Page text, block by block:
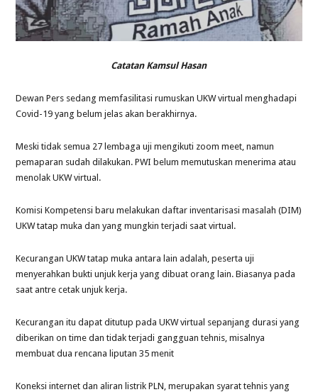
Catatan Kamsul Hasan
Dewan Pers sedang memfasilitasi rumuskan UKW virtual menghadapi
Covid-19 yang belum jelas akan berakhirnya.
Meski tidak semua 27 lembaga uji mengikuti zoom meet, namun
pemaparan sudah dilakukan. PWI belum memutuskan menerima atau
menolak UKW virtual.
Komisi Kompetensi baru melakukan daftar inventarisasi masalah (DIM)
UKW tatap muka dan yang mungkin terjadi saat virtual.
Kecurangan UKW tatap muka antara lain adalah, peserta uji
menyerahkan bukti unjuk kerja yang dibuat orang lain. Biasanya pada
saat antre cetak unjuk kerja.
Kecurangan itu dapat ditutup pada UKW virtual sepanjang durasi yang
diberikan on time dan tidak terjadi gangguan tehnis, misalnya
membuat dua rencana liputan 35 menit
Koneksi internet dan aliran listrik PLN, merupakan syarat tehnis yang